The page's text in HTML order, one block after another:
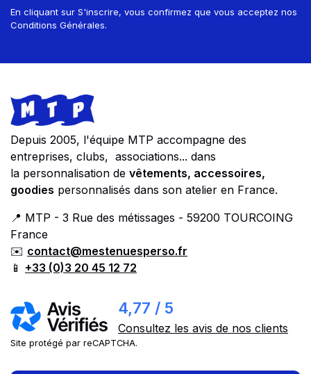
En cliquant sur S'inscrire, vous confirmez que vous acceptez nos
Conditions Générales.
Footer
Store information
Depuis 2005, l'équipe MTP accompagne des
entreprises, clubs, associations... dans
la personnalisation de vêtements, accessoires,
goodies personnalisés dans son atelier en France.
📍 MTP - 3 Rue des métissages - 59200 TOURCOING
France
✉️ contact@mestenuesperso.fr
📱 +33 (0)3 20 45 12 72
4,77 / 5
Consultez les avis de nos clients
Site protégé par reCAPTCHA.